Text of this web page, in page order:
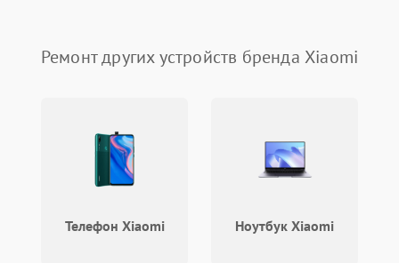
Ошибка платы управления 1500 ₽ Подробнее →
Не сохраняет настройки
Не включается Подробнее →
Не подает пар Подробнее →
Ремонт других устройств бренда Xiaomi
Телефон Xiaomi Ноутбук Xiaomi